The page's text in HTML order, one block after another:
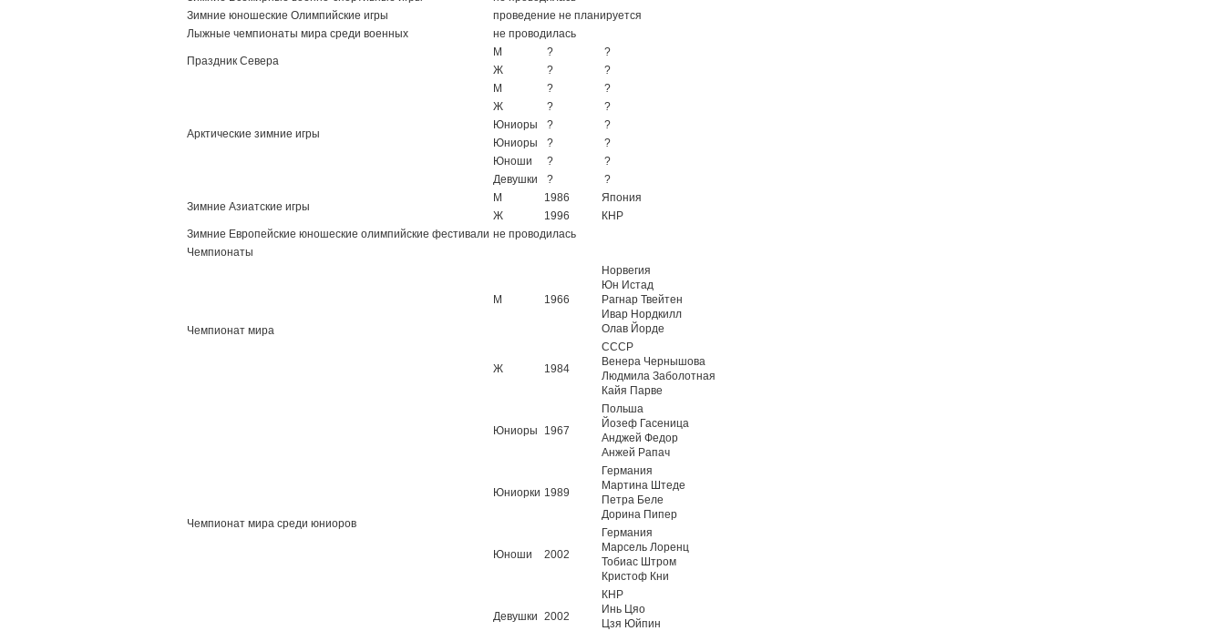
Зимние юношеские Олимпийские игры
проведение не планируется
Лыжные чемпионаты мира среди военных
не проводилась
Праздник Севера
М ?
?
Ж
? ?
Арктические зимние игры
М ?
?
Ж
?
?
Юниоры
?
?
Юниоры
?
?
Юноши
?
?
Девушки
? ?
Зимние Азиатские игры
М 1986
Япония
Ж
1996
КНР
Зимние Европейские юношеские олимпийские фестивали не проводилась
Чемпионаты
Чемпионат мира
М 1966
Норвегия
Юн Истад
Рагнар Твейтен
Ивар Нордкилл
Олав Йорде
Ж 1984
СССР
Венера Чернышова
Людмила Заболотная
Кайя Парве
Чемпионат мира среди юниоров
Юниоры 1967
Польша
Йозеф Гасеница
Анджей Федор
Анжей Рапач
Юниорки 1989
Германия
Мартина Штеде
Петра Беле
Дорина Пипер
Юноши 2002
Германия
Марсель Лоренц
Тобиас Штром
Кристоф Кни
Девушки 2002
КНР
Инь Цяо
Цзя Юйпин